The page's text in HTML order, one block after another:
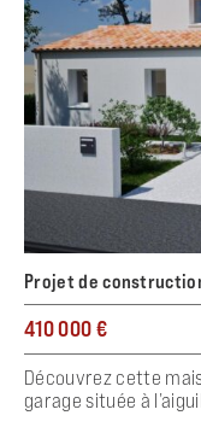
Projet de
410 000 €
Découvrez cette
garage située à